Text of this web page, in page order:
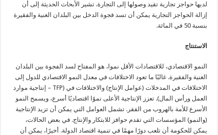
لديها حواجز تجارية تقيد وصولها إلى التجارة. تشير الأبحاث الحديثة إلى أن
إزالة الحواجز التجارية يمكن أن تسد فجوة الدخل بين البلدان الغنية والفقيرة
بنسبة 50 في المائة.
الاستنتاج
النمو الاقتصادي، للاقتصادات الأقل نموا، هو المفتاح لسد الفجوة بين البلدان
الغنية والفقيرة. غالبًا ما تعود الاختلافات في معدل النمو الاقتصادي للدول إلى
الاختلافات في المدخلات (عوامل الإنتاج) والاختلافات في (TFP – إنتاجية موارد
العمل ورأس المال). تعزز الإنتاجية الأعلى نموًا اقتصاديًا أسرع، ويسمح النمو
الأسرع للأمة بالهروب من الفقر. تشمل العوامل التي يمكن أن تزيد الإنتاجية
(والنمو) المؤسسات التي تقدم حوافز للابتكار والإنتاج. في بعض الحالات،
يمكن للحكومة أن تلعب دورًا مهمًا في تنمية اقتصاد الدولة. أخيرًا، يمكن أن